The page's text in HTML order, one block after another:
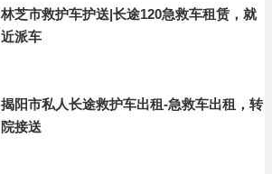
林芝市救护车护送|长途120急救车租赁，就
近派车
揭阳市私人长途救护车出租-急救车出租，转
院接送